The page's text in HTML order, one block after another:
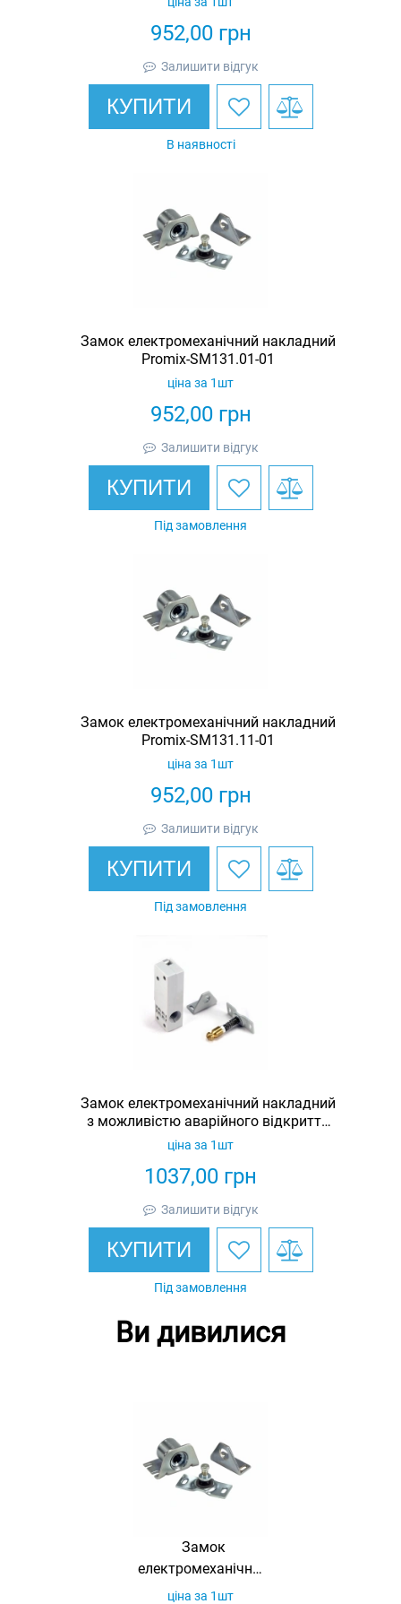
952,00грн
Залишити відгук
КУПИТИ
В наявності
Замок електромеханічний накладний
Promix-SM131.01-01
952,00грн
ціна за 1шт
Залишити відгук
КУПИТИ
Під замовлення
Замок електромеханічний накладний
Promix-SM131.11-01
952,00грн
ціна за 1шт
Залишити відгук
КУПИТИ
Під замовлення
Замок електромеханічний накладний
з можливістю аварійного відкриття
Promix-SM420.10
1037,00 грн
ціна за 1шт
Залишити відгук
КУПИТИ
Під замовлення
Ви дивилися
Замок
електромеханічний
накладний Promix-
ціна за 1шт